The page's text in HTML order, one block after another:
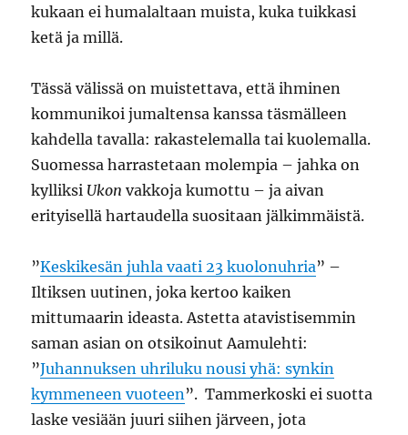
kukaan ei humalaltaan muista, kuka tuikkasi
ketä ja millä.
Tässä välissä on muistettava, että ihminen
kommunikoi jumaltensa kanssa täsmälleen
kahdella tavalla: rakastelemalla tai kuolemalla.
Suomessa harrastetaan molempia – jahka on
kylliksi Ukon vakkoja kumottu – ja aivan
erityisellä hartaudella suositaan jälkimmäistä.
”Keskikesän juhla vaati 23 kuolonuhria” –
Iltiksen uutinen, joka kertoo kaiken
mittumaarin ideasta. Astetta atavistisemmin
saman asian on otsikoinut Aamulehti:
”Juhannuksen uhriluku nousi yhä: synkin
kymmeneen vuoteen”. Tammerkoski ei suotta
laske vesiään juuri siihen järveen, jota